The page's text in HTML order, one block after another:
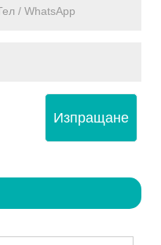
Изпращане